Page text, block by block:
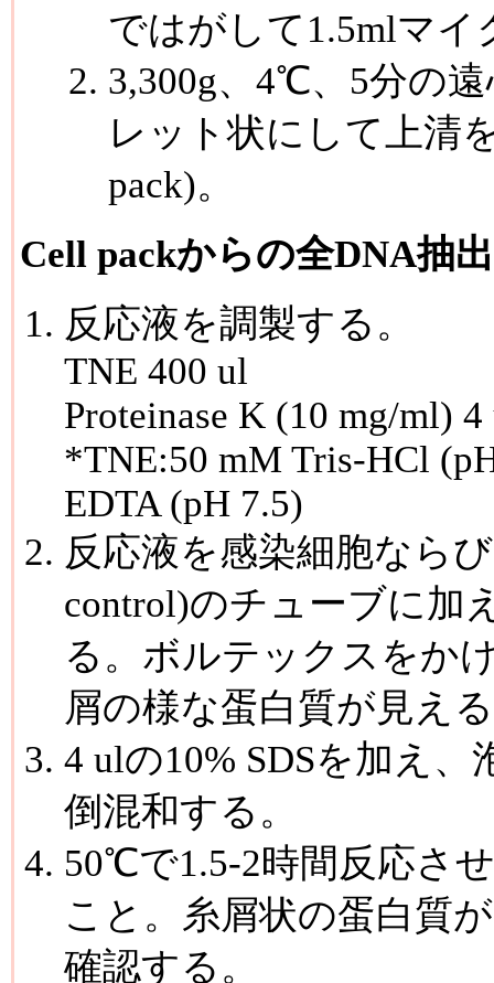
ではがして1.5mlマ
3,300g、4℃、5分の
レット状にして上清
pack)。
Cell packからの全DNA抽出
反応液を調製する。
TNE 400 ul
Proteinase K (10 mg/ml) 4
*TNE:50 mM Tris-HCl
EDTA (pH 7.5)
反応液を感染細胞なら
control)のチューブに加
る。ボルテックスをか
屑の様な蛋白質が見え
4 ulの10% SDSを加え
倒混和する。
50℃で1.5-2時間反応さ
こと。糸屑状の蛋白質
確認する。